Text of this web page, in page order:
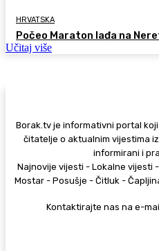
HRVATSKA
Počeo Maraton lađa na
Učitaj više
Borak.tv je informativni portal
čitatelje o aktualnim vijestima
informirani i
Najnovije vijesti - Lokalne vijesti
Mostar - Posušje - Čitluk -
Kontaktirajte nas na e-